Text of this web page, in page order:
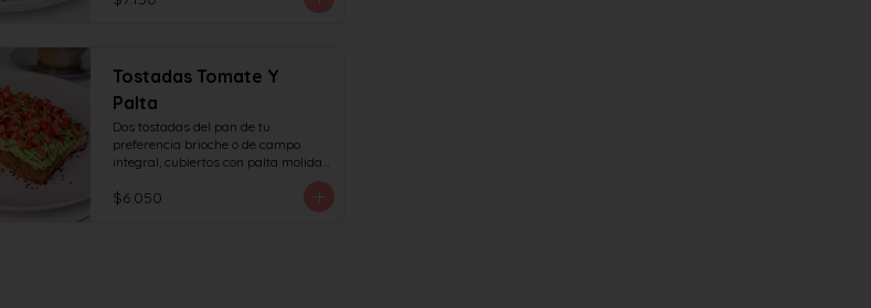
Tostadas Tomate Y
Palta
Dos tostadas del pan de tu
preferencia brioche o de campo
integral, cubiertos con palta molida
sésamo o ciboulette.
$6.050